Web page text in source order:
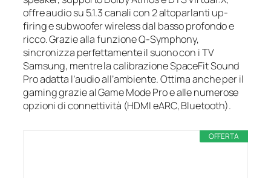
offre audio su 5.1.3 canali con 2 altoparlanti up-
firing e subwoofer wireless dal basso profondo e
ricco. Grazie alla funzione Q-Symphony,
sincronizza perfettamente il suono con i TV
Samsung, mentre la calibrazione SpaceFit Sound
Pro adatta l’audio all’ambiente. Ottima anche per il
gaming grazie al Game Mode Pro e alle numerose
opzioni di connettività (HDMI eARC, Bluetooth).
OFFERTA